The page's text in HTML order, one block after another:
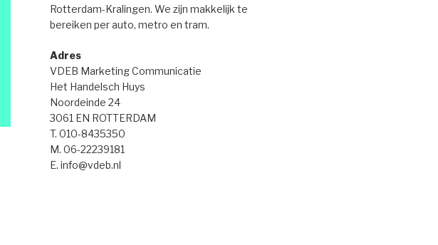
Rotterdam-Kralingen. We zijn makkelijk te
bereiken per auto, metro en tram.
Adres
VDEB Marketing Communicatie
Het Handelsch Huys
Noordeinde 24
3061 EN ROTTERDAM
T. 010-8435350
M. 06-22239181
E. info@vdeb.nl